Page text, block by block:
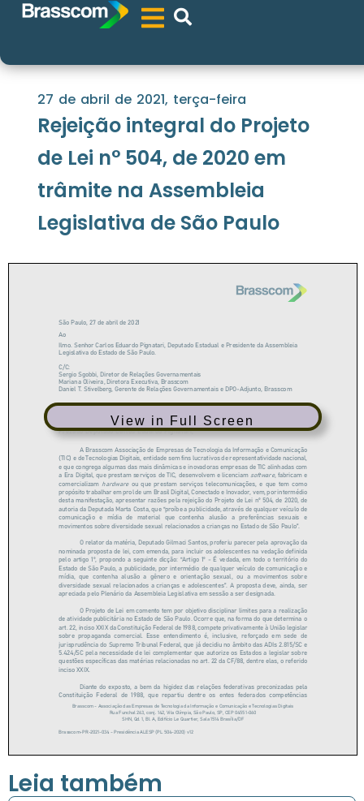
27 de abril de 2021, terça-feira
Rejeição integral do Projeto
de Lei n° 504, de 2020 em
trâmite na Assembleia
Legislativa de São Paulo
View in Full Screen
Leia também